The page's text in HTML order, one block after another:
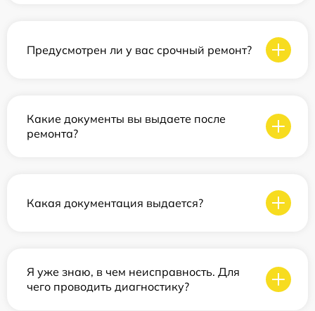
Предусмотрен ли у вас срочный ремонт?
Какие документы вы выдаете после
ремонта?
Какая документация выдается?
Я уже знаю, в чем неисправность. Для
чего проводить диагностику?